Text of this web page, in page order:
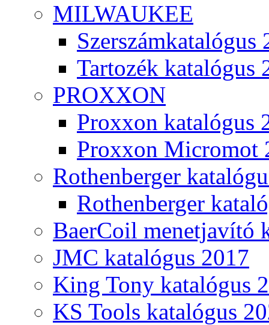
MILWAUKEE
Szerszámkatalógus
Tartozék katalógus
PROXXON
Proxxon katalógus
Proxxon Micromot
Rothenberger
Rothenberger
BaerCoil menetjavító
JMC katalógus 2017
King Tony katalógus
KS Tools katalógus